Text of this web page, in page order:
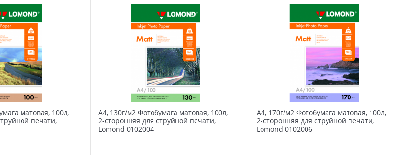
матовая, 100л,
печати,
А4, 130г/м2 Фотобумага матовая, 100л,
2-сторонняя для струйной печати,
Lomond 0102004
А4, 170г/м2 Фотобумага матовая, 100л,
2-сторонняя для струйной печати,
Lomond 0102006